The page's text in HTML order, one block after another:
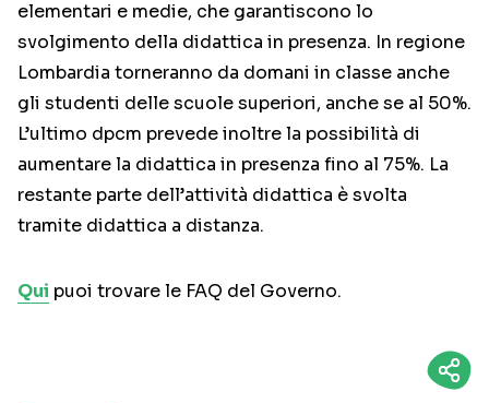
elementari e medie, che garantiscono lo
svolgimento della didattica in presenza. In regione
Lombardia torneranno da domani in classe anche
gli studenti delle scuole superiori, anche se al 50%.
L’ultimo dpcm prevede inoltre la possibilità di
aumentare la didattica in presenza fino al 75%. La
restante parte dell’attività didattica è svolta
tramite didattica a distanza.
Qui puoi trovare le FAQ del Governo.